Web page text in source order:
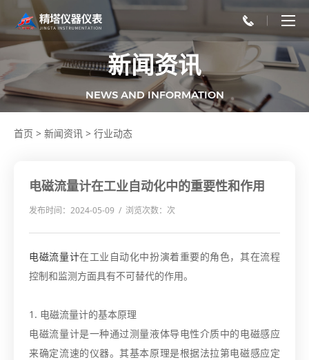
新闻资讯
NEWS AND INFORMATION
首页 > 新闻资讯 > 行业动态
电磁流量计在工业自动化中的重要性和作用
发布时间：2024-05-09 / 浏览次数： 次
电磁流量计在工业自动化中扮演着重要的角色，其在流程
控制和监测方面具有不可替代的作用。
1. 电磁流量计的基本原理
电磁流量计是一种通过测量液体导电性介质中的电磁感应
来确定流速的仪器。其基本原理是根据法拉第电磁感应定